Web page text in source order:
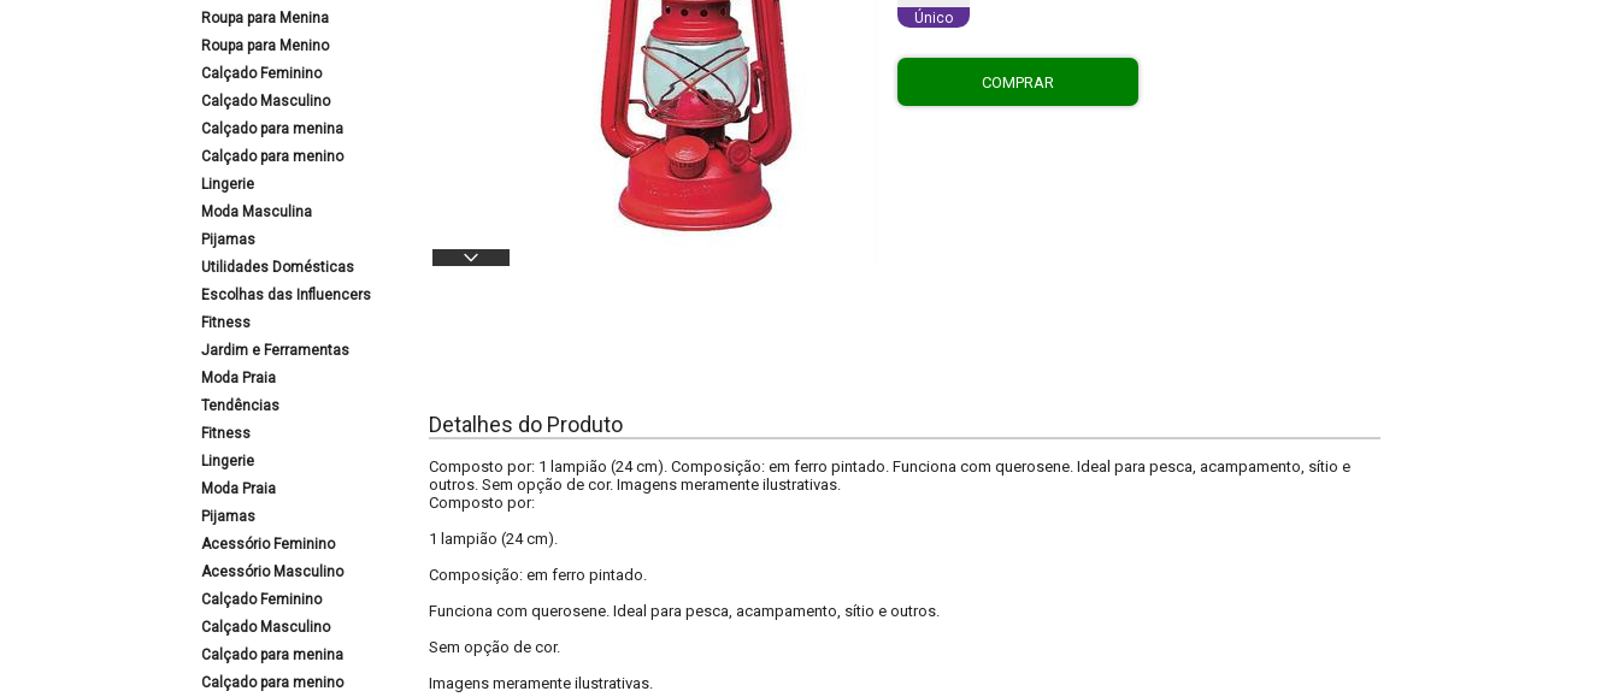
Roupa para Menina
Roupa para Menino
Calçado Feminino
Calçado Masculino
Calçado para menina
Calçado para menino
Lingerie
Moda Masculina
Pijamas
Utilidades Domésticas
Escolhas das Influencers
Fitness
Jardim e Ferramentas
Moda Praia
Tendências
Fitness
Lingerie
Moda Praia
Pijamas
Acessório Feminino
Acessório Masculino
Calçado Feminino
Calçado Masculino
Calçado para menina
Calçado para menino
Único
COMPRAR
Detalhes do Produto
Composto por: 1 lampião (24 cm). Composição: em ferro pintado. Funciona com querosene. Ideal para pesca, acampamento, sítio e
outros. Sem opção de cor. Imagens meramente ilustrativas.
Composto por:
1 lampião (24 cm).
Composição: em ferro pintado.
Funciona com querosene. Ideal para pesca, acampamento, sítio e outros.
Sem opção de cor.
Imagens meramente ilustrativas.